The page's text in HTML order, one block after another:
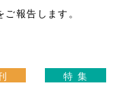
報告します。
特 集